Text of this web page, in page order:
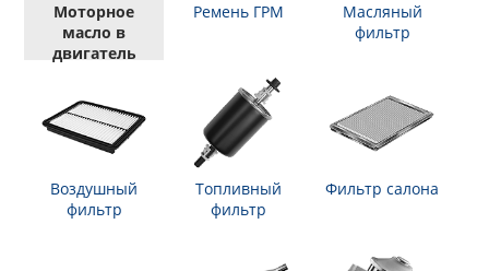
Моторное
масло в
двигатель
Ремень ГРМ
Масляный
фильтр
Воздушный
фильтр
Топливный
фильтр
Фильтр салона